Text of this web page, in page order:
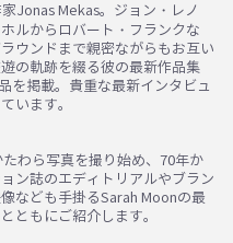
Jonas Mekas。ジョン・レノ
ルからロバート・フランクな
ウンドまで親密ながらもお互い
の軌跡を綴る彼の最新作品集
を掲載。貴重な最新インタビュ
います。
わら写真を撮り始め、70年か
ン誌のエディトリアルやブラン
なども手掛るSarah Moonの最
ともにご紹介します。